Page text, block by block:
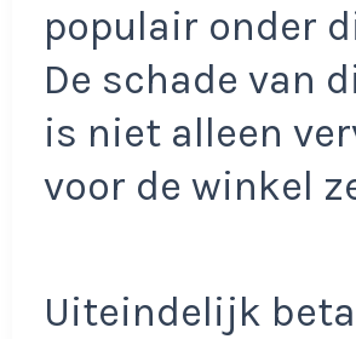
populair onder
De schade van
is niet alleen
voor de winkel
Uiteindelijk